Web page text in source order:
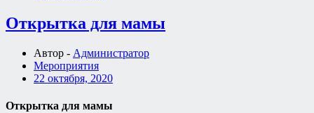
Открытка для мамы
Автор - Администратор
Мероприятия
22 октября, 2020
Открытка для мамы